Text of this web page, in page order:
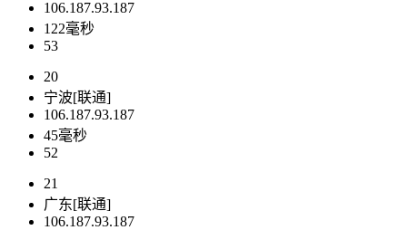
106.187.93.187
122毫秒
53
20
宁波[联通]
106.187.93.187
45毫秒
52
21
广东[联通]
106.187.93.187